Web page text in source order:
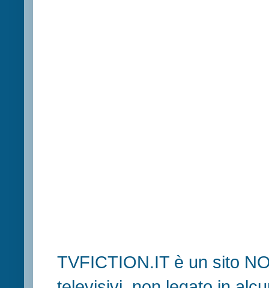
TVFICTION.IT è un sito